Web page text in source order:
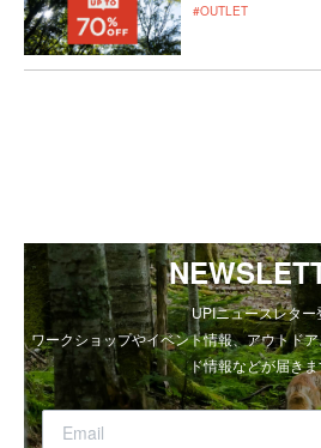
#OUTLET
UPIニュースレター
ワークショップやイベント情報、アウトド
ド情報などが届き